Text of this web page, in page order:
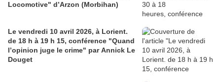
Locomotive" d’Arzon (Morbihan)
Le vendredi 10 avril 2026, à Lorient.
de 18 h à 19 h 15, conférence "Quand
l’opinion juge le crime" par Annick Le
Douget